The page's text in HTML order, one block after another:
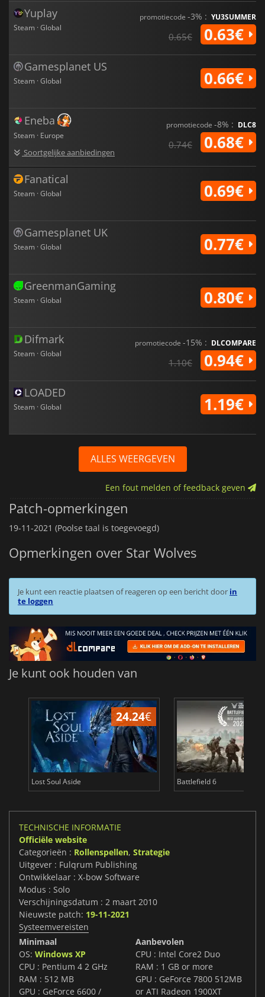
Yuplay
Steam · Global
promotiecode -3% : YU3SUMMER
0.65€ 0.63€
Gamesplanet US
Steam · Global 0.66€
Eneba
Steam · Europe
Soortgelijke aanbiedingen
promotiecode -8% : DLC8
0.74€ 0.68€
Fanatical
Steam · Global 0.69€
Gamesplanet UK
Steam · Global 0.77€
GreenmanGaming
Steam · Global 0.80€
Difmark
Steam · Global
promotiecode -15% : DLCOMPARE
1.10€ 0.94€
LOADED
Steam · Global 1.19€
ALLES WEERGEVEN
Een fout melden of feedback geven
Patch-opmerkingen
19-11-2021 (Poolse taal is toegevoegd)
Opmerkingen over Star Wolves
Je kunt een reactie plaatsen of reageren op een bericht door in
te loggen
Je kunt ook houden van
24.24€
Lost Soul Aside Battlefield 6
TECHNISCHE INFORMATIE
Officiële website
Categorieën : Rollenspellen, Strategie
Uitgever : Fulqrum Publishing
Ontwikkelaar : X-bow Software
Modus : Solo
Verschijningsdatum : 2 maart 2010
Nieuwste patch: 19-11-2021
Systeemvereisten
Minimaal
OS: Windows XP
CPU : Pentium 4 2 GHz
RAM : 512 MB
GPU : GeForce 6600 /
Aanbevolen
CPU : Intel Core2 Duo
RAM : 1 GB or more
GPU : GeForce 7800 512MB
or ATI Radeon 1900XT